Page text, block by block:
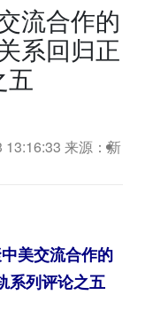
流合作的
系回归正
五
13:16:33 来源：新
美交流合作的
列评论之五